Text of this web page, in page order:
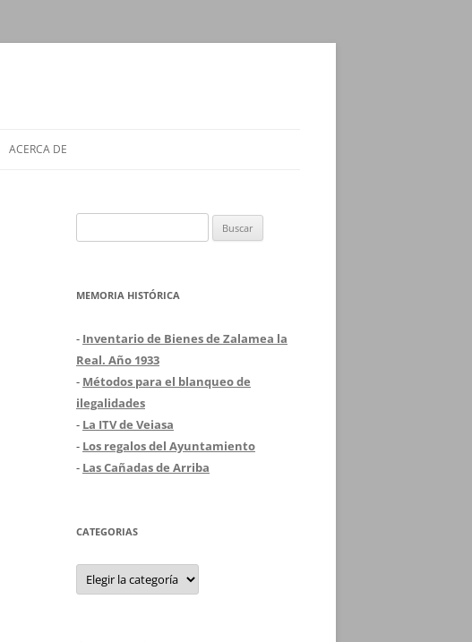
ACERCA DE
MEMORIA HISTÓRICA
- Inventario de Bienes de Zalamea la
Real. Año 1933
- Métodos para el blanqueo de
ilegalidades
- La ITV de Veiasa
- Los regalos del Ayuntamiento
- Las Cañadas de Arriba
CATEGORIAS
Categorias